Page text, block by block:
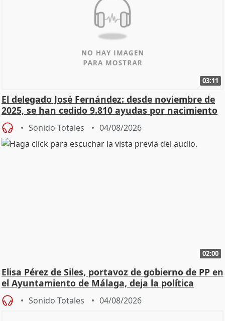
03:11
El delegado José Fernández: desde noviembre de
2025, se han cedido 9.810 ayudas por nacimiento
Sonido Totales 04/08/2026
02:00
Elisa Pérez de Siles, portavoz de gobierno de PP en
el Ayuntamiento de Málaga, deja la política
Sonido Totales 04/08/2026